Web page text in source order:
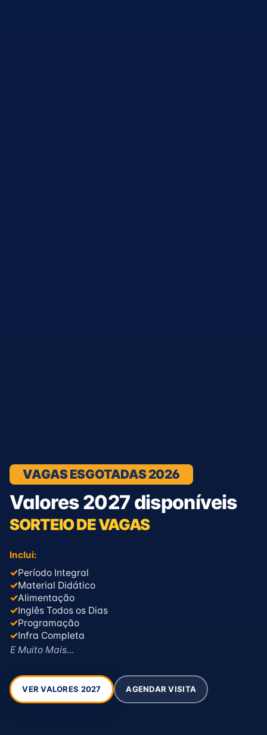
VAGAS ESGOTADAS 2026
Valores 2027 disponíveis
SORTEIO DE VAGAS
Inclui:
✓Período Integral
✓Material Didático
✓Alimentação
✓Inglês Todos os Dias
✓Programação
✓Infra Completa
E Muito Mais...
VER VALORES 2027 AGENDAR VISITA